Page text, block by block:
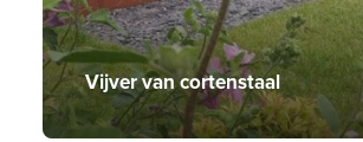
Vijver van cortenstaal